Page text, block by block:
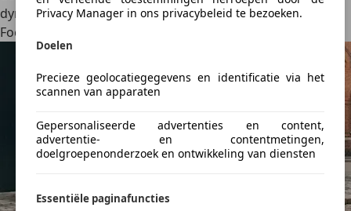
Privacy Manager in ons privacybeleid te bezoeken.
Doelen
Precieze geolocatiegegevens en identificatie via het
scannen van apparaten
Gepersonaliseerde advertenties en content,
advertentie- en contentmetingen,
doelgroepenonderzoek en ontwikkeling van diensten
Essentiële paginafuncties
dynamische rijervaring met een praktische insteek, is de
Focus met Powershift een uitstekende keuze.